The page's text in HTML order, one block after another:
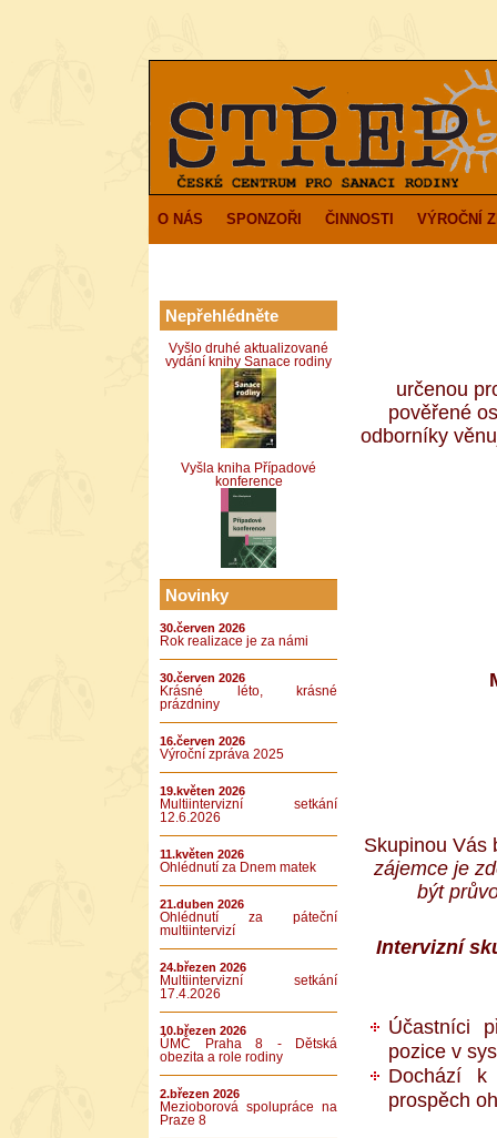
O NÁS SPONZOŘI ČINNOSTI VÝROČNÍ
Nepřehlédněte
Vyšlo druhé aktualizované
vydání knihy Sanace rodiny
Vyšla kniha Případové
konference
Novinky
30.červen 2026
Rok realizace je za námi
30.červen 2026
Krásné léto, krásné
prázdniny
16.červen 2026
Výroční zpráva 2025
19.květen 2026
Multiintervizní setkání
12.6.2026
11.květen 2026
Ohlédnutí za Dnem matek
21.duben 2026
Ohlédnutí za páteční
multiintervizí
24.březen 2026
Multiintervizní setkání
17.4.2026
10.březen 2026
ÚMČ Praha 8 - Dětská
obezita a role rodiny
2.březen 2026
Mezioborová spolupráce na
Praze 8
určenou
pověřené
odborníky
Skupinou Vás
zájemce je
být
Intervizní
Účastníci
pozice v
Dochází k
prospěch